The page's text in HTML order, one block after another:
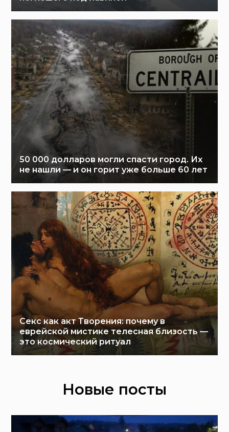
50 000 долларов могли спасти город. Их
не нашли — и он горит уже больше 60 лет
Секс как акт Творения: почему в
еврейской мистике телесная близость —
это космический ритуал
Новые посты